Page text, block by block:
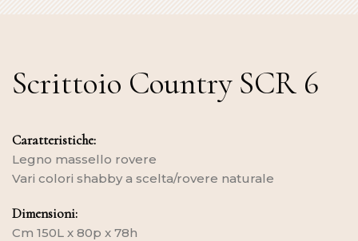
Scrittoio Country SCR 6
Caratteristiche:
Legno massello rovere
Vari colori shabby a scelta/rovere naturale
Dimensioni:
Cm 150L x 80p x 78h